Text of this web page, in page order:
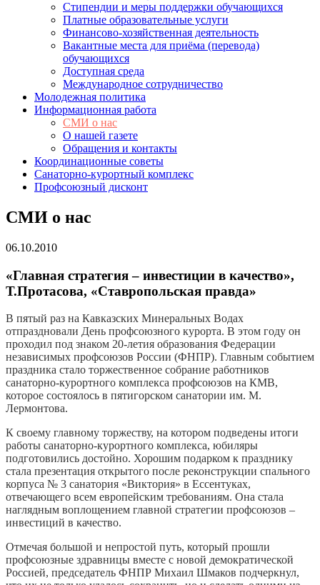
Стипендии и меры поддержки обучающихся
Платные образовательные услуги
Финансово-хозяйственная деятельность
Вакантные места для приёма (перевода)
обучающихся
Доступная среда
Международное сотрудничество
Молодежная политика
Информационная работа
СМИ о нас
О нашей газете
Обращения и контакты
Координационные советы
Санаторно-курортный комплекс
Профсоюзный дисконт
СМИ о нас
06.10.2010
«Главная стратегия – инвестиции в качество»,
Т.Протасова, «Ставропольская правда»
В пятый раз на Кавказских Минеральных Водах
отпраздновали День профсоюзного курорта. В этом году он
проходил под знаком 20-летия образования Федерации
независимых профсоюзов России (ФНПР). Главным событием
праздника стало торжественное собрание работников
санаторно-курортного комплекса профсоюзов на КМВ,
которое состоялось в пятигорском санатории им. М.
Лермонтова.
К своему главному торжеству, на котором подведены итоги
работы санаторно-курортного комплекса, юбиляры
подготовились достойно. Хорошим подарком к празднику
стала презентация открытого после реконструкции спального
корпуса № 3 санатория «Виктория» в Ессентуках,
отвечающего всем европейским требованиям. Она стала
наглядным воплощением главной стратегии профсоюзов –
инвестиций в качество.
Отмечая большой и непростой путь, который прошли
профсоюзные здравницы вместе с новой демократической
Россией, председатель ФНПР Михаил Шмаков подчеркнул,